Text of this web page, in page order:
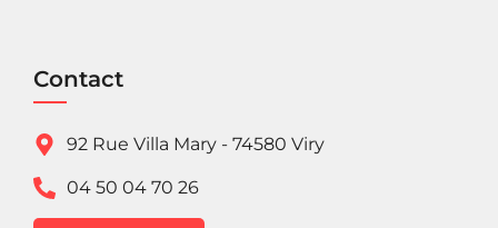
Contact
92 Rue Villa Mary - 74580 Viry
04 50 04 70 26